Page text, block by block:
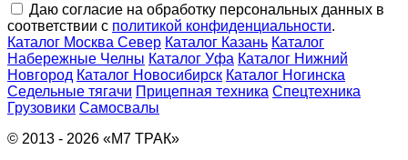
Даю согласие на обработку персональных данных в
соответствии с политикой конфиденциальности.
Каталог Москва Север Каталог Казань Каталог
Набережные Челны Каталог Уфа Каталог Нижний
Новгород Каталог Новосибирск Каталог Ногинска
Седельные тягачи Прицепная техника Спецтехника
Грузовики Самосвалы
© 2013 - 2026 «М7 ТРАК»